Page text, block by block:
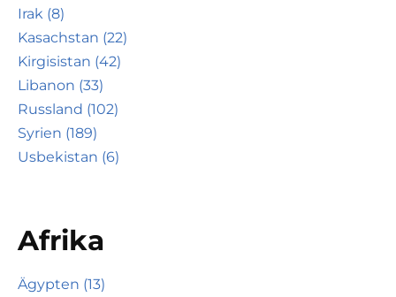
Irak (8)
Kasachstan (22)
Kirgisistan (42)
Libanon (33)
Russland (102)
Syrien (189)
Usbekistan (6)
Afrika
Ägypten (13)